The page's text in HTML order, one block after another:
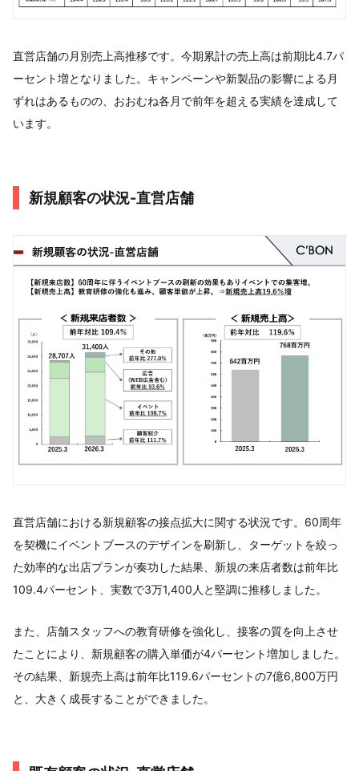
直営店舗の月別売上高推移です。今期累計の売上高は前期比4.7パ
ーセント増となりました。キャンペーンや新製品の影響による月
ずれはあるものの、おおむね各月で前年を超える実績を達成して
います。
新規顧客の状況-直営店舗
直営店舗における新規顧客の接点拡大に関する状況です。60周年
を契機にイベントブースのデザインを刷新し、ターゲットを絞っ
た効率的な出店プランが奏功した結果、新規の来店者数は前年比
109.4パーセント、実数で3万1,400人と堅調に推移しました。
また、店舗スタッフへの教育研修を強化し、接客の質を向上させ
たことにより、新規顧客の購入単価が4パーセント増加しました。
その結果、新規売上高は前年比119.6パーセントの7億6,800万円
と、大きく成長することができました。